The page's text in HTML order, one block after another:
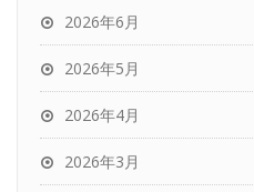
2026年6月
2026年5月
2026年4月
2026年3月